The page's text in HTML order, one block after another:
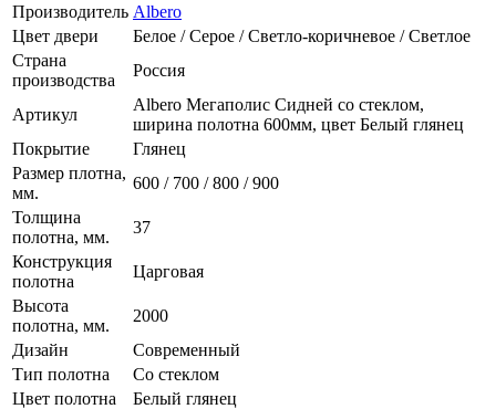
Производитель Albero
Цвет двери
Белое / Серое / Светло-коричневое / Светлое
Страна
производства
Россия
Артикул
Albero Мегаполис Сидней со стеклом,
ширина полотна 600мм, цвет Белый глянец
Покрытие
Глянец
Размер плотна,
мм.
600 / 700 / 800 / 900
Толщина
полотна, мм.
37
Конструкция
полотна
Царговая
Высота
полотна, мм.
2000
Дизайн
Современный
Тип полотна
Со стеклом
Цвет полотна
Белый глянец